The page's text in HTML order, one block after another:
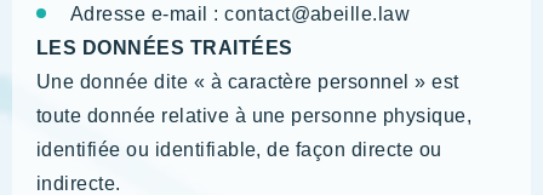
Adresse e-mail : contact@abeille.law
LES DONNÉES TRAITÉES
Une donnée dite « à caractère personnel » est
toute donnée relative à une personne physique,
identifiée ou identifiable, de façon directe ou
indirecte.